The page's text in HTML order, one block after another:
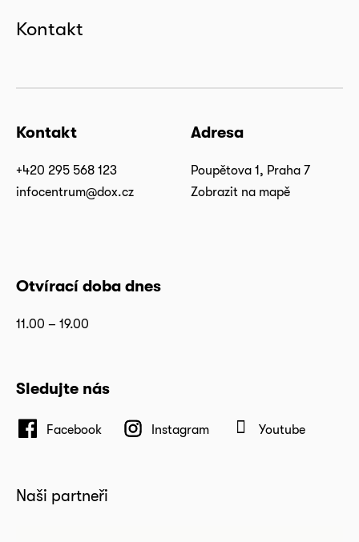
Kontakt
Kontakt
+420 295 568 123
infocentrum@dox.cz
Adresa
Poupětova 1, Praha 7
Zobrazit na mapě
Otvírací doba dnes
11.00 – 19.00
Sledujte nás
Facebook Instagram Youtube
Naši partneři